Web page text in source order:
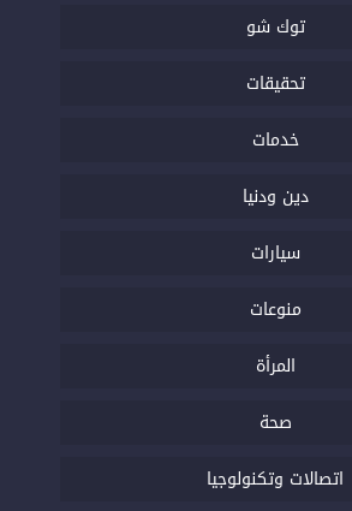
توك شو
تحقيقات
خدمات
دين ودنيا
سيارات
منوعات
المرأة
صحة
اتصالات وتكنولوجيا